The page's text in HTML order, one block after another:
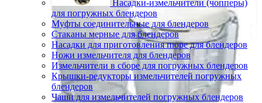
Насадки-измельчители (чопперы)
для погружных блендеров
Муфты соединительные для блендеров
Стаканы мерные для блендеров
Насадки для приготовления пюре для блендеров
Ножи измельчителя для блендеров
Измельчители в сборе для погружных блендеров
Крышки-редукторы измельчителей погружных
блендеров
Чаши для измельчителей погружных блендеров